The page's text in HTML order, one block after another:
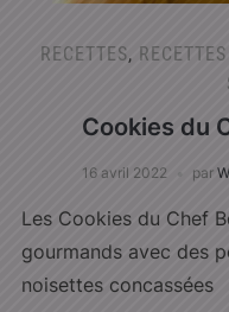
RECETTES,
Cookies du
16 avril 2022 par
Les Cookies du Chef
gourmands avec des
noisettes concassées